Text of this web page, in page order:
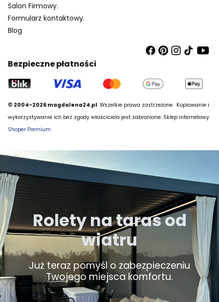
Salon Firmowy.
Formularz kontaktowy.
Blog
Bezpieczne płatności
© 2004-2026 magdalena24.pl Wszelkie prawa zastrzeżone. Kopiowanie i
wykorzystywanie ich bez zgody właściciela jest zabronione. Sklep internetowy
Shoper Premium
Rolety na taras od
wiatru
Już teraz pomyśl o zabezpieczeniu
Twojego miejsca komfortu.